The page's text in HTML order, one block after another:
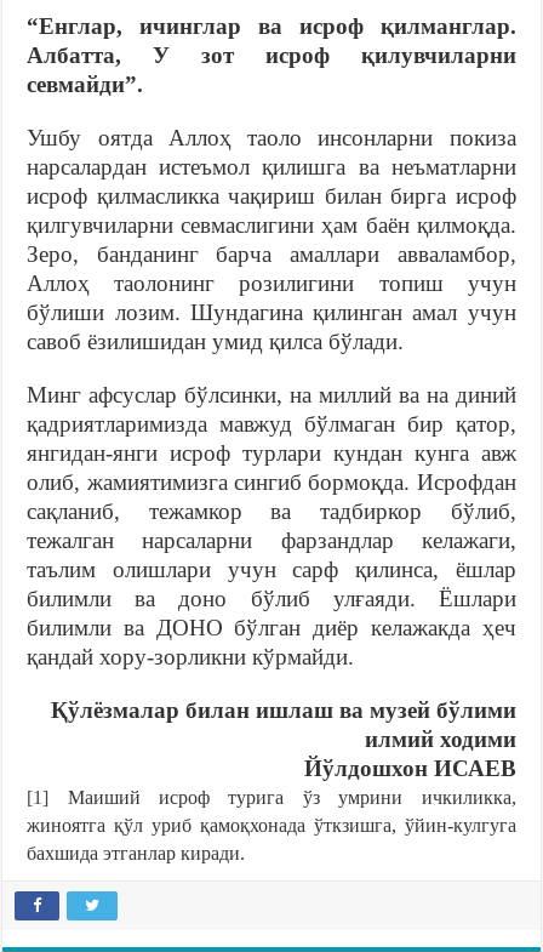
“Енглар,ичинглар ва исроф қилманглар.
Албатта,У зот исроф қилувчиларни
севмайди”.
Ушбу оятда Аллоҳ таоло инсонларни покиза
нарсалардан истеъмол қилишга ва неъматларни
исроф қилмасликка чақириш билан бирга исроф
қилгувчиларни севмаслигини ҳам баён қилмоқда.
Зеро, банданинг барча амаллари авваламбор,
Аллоҳ таолонинг розилигини топиш учун
бўлиши лозим. Шундагина қилинган амал учун
савоб ёзилишидан умид қилса бўлади.
Минг афсуслар бўлсинки, на миллий ва на диний
қадриятларимизда мавжуд бўлмаган бир қатор,
янгидан-янги исроф турлари кундан кунга авж
олиб, жамиятимизга сингиб бормоқда. Исрофдан
сақланиб, тежамкор ва тадбиркор бўлиб,
тежалган нарсаларни фарзандлар келажаги,
таълим олишлари учун сарф қилинса, ёшлар
билимли ва доно бўлиб улғаяди. Ёшлари
билимли ва ДОНО бўлган диёр келажакда ҳеч
қандай хору-зорликни кўрмайди.
Қўлёзмалар билан ишлаш ва музей бўлими
илмий ходими
Йўлдошхон ИСАЕВ
[1] Маиший исроф турига ўз умрини ичкиликка,
жиноятга қўл уриб қамоқхонада ўткзишга, ўйин-кулгуга
бахшида этганлар киради.